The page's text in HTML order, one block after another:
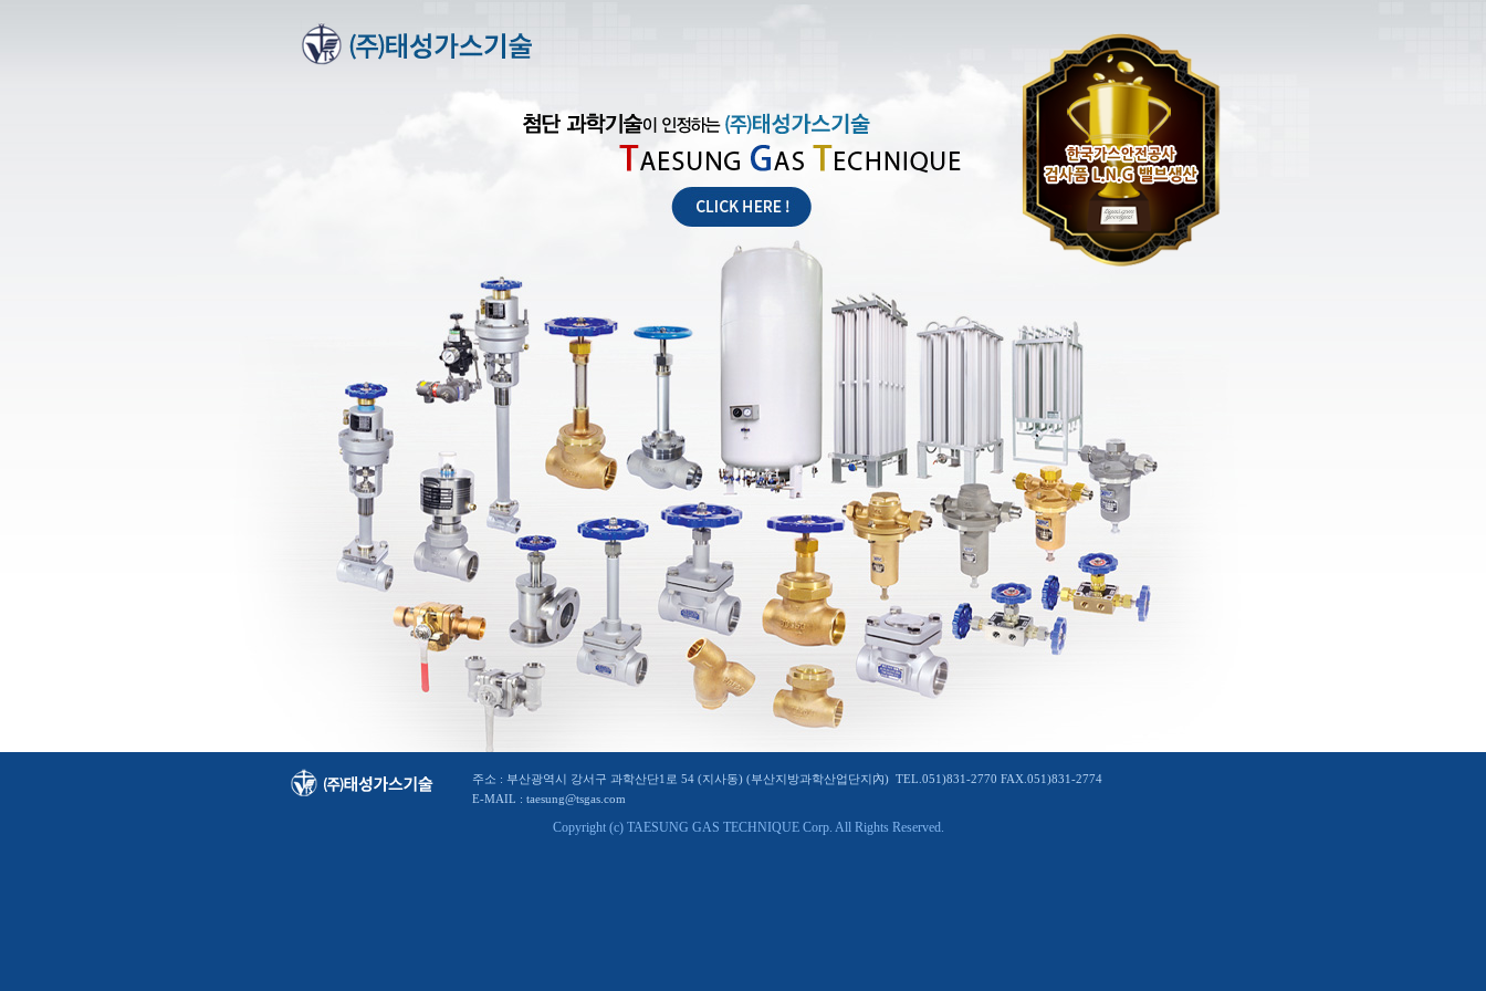
주소 : 부산광역시 강서구 과학산단1로 54 (지사동) (부산지방과학산업단지內) TEL.051)831-2770 FAX.051)831-2774
E-MAIL : taesung@tsgas.com
Copyright (c) TAESUNG GAS TECHNIQUE Corp. All Rights Reserved.